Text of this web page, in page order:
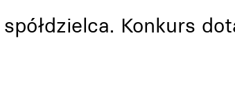
Konkurs